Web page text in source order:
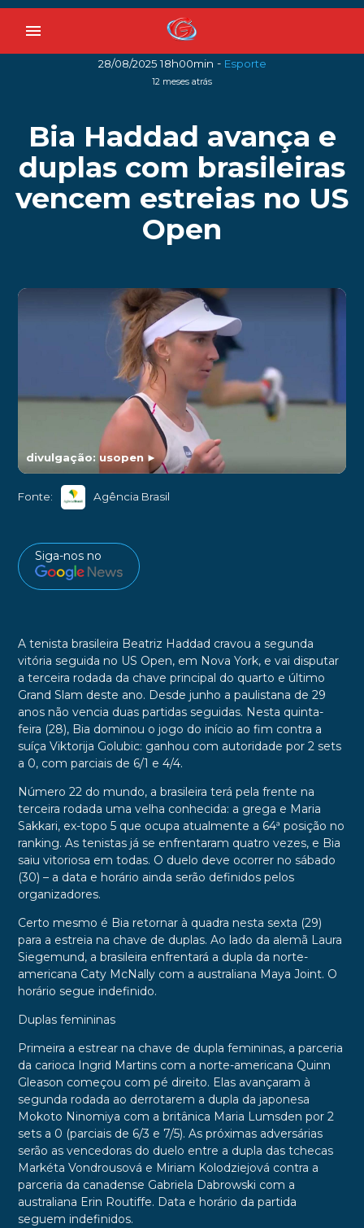
menu
28/08/2025 18h00min - Esporte
12 meses atrás
Bia Haddad avança e
duplas com brasileiras
vencem estreias no US
Open
divulgação: usopen ►
Fonte: Agência Brasil
Siga-nos no
A tenista brasileira Beatriz Haddad cravou a segunda
vitória seguida no US Open, em Nova York, e vai disputar
a terceira rodada da chave principal do quarto e último
Grand Slam deste ano. Desde junho a paulistana de 29
anos não vencia duas partidas seguidas. Nesta quinta-
feira (28), Bia dominou o jogo do início ao fim contra a
suíça Viktorija Golubic: ganhou com autoridade por 2 sets
a 0, com parciais de 6/1 e 4/4.
Número 22 do mundo, a brasileira terá pela frente na
terceira rodada uma velha conhecida: a grega e Maria
Sakkari, ex-topo 5 que ocupa atualmente a 64ª posição no
ranking. As tenistas já se enfrentaram quatro vezes, e Bia
saiu vitoriosa em todas. O duelo deve ocorrer no sábado
(30) – a data e horário ainda serão definidos pelos
organizadores.
Certo mesmo é Bia retornar à quadra nesta sexta (29)
para a estreia na chave de duplas. Ao lado da alemã Laura
Siegemund, a brasileira enfrentará a dupla da norte-
americana Caty McNally com a australiana Maya Joint. O
horário segue indefinido.
Duplas femininas
Primeira a estrear na chave de dupla femininas, a parceria
da carioca Ingrid Martins com a norte-americana Quinn
Gleason começou com pé direito. Elas avançaram à
segunda rodada ao derrotarem a dupla da japonesa
Mokoto Ninomiya com a britânica Maria Lumsden por 2
sets a 0 (parciais de 6/3 e 7/5). As próximas adversárias
serão as vencedoras do duelo entre a dupla das tchecas
Markéta Vondrousová e Miriam Kolodziejová contra a
parceria da canadense Gabriela Dabrowski com a
australiana Erin Routiffe. Data e horário da partida
seguem indefinidos.